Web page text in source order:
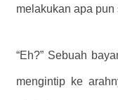
melakukan apa
“Eh?” Sebuah
mengintip ke